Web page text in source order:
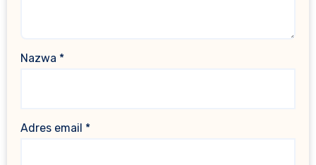
Nazwa *
Adres email *